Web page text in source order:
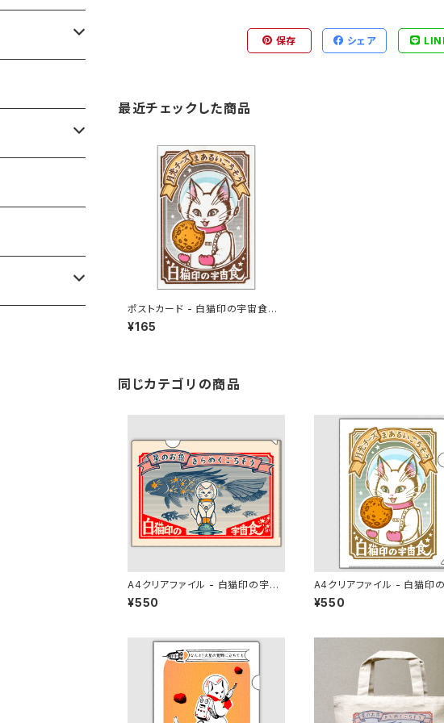
保存 シェア
最近チェックした商品
ポストカード - 白猫印の宇宙食
月光味
¥165
同じカテゴリの商品
A4クリアファイル - 白猫印の宇宙
食 おさかな味
¥550
A4クリアファイル - 白猫印
食 月光味
¥550